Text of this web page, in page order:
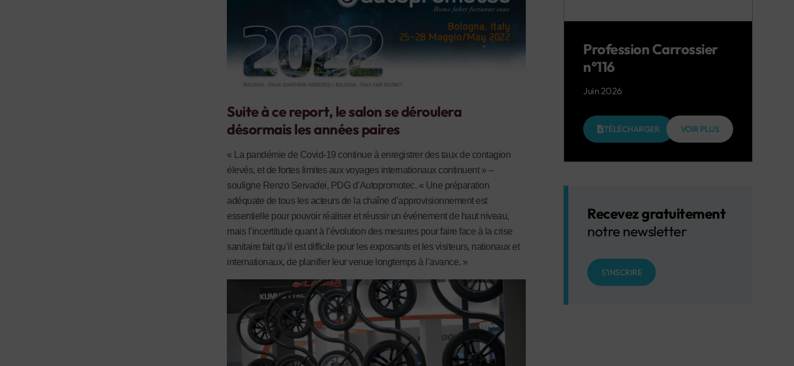
Suite à ce report, le salon se déroulera
désormais les années paires
« La pandémie de Covid-19 continue à enregistrer des taux de contagion
élevés, et de fortes limites aux voyages internationaux continuent » –
souligne Renzo Servadei, PDG d’Autopromotec. « Une préparation
adéquate de tous les acteurs de la chaîne d’approvisionnement est
essentielle pour pouvoir réaliser et réussir un événement de haut niveau,
mais l’incertitude quant à l’évolution des mesures pour faire face à la crise
sanitaire fait qu’il est difficile pour les exposants et les visiteurs, nationaux et
internationaux, de planifier leur venue longtemps à l’avance. »
Profession Carrossier
n°116
Juin 2026
TÉLÉCHARGER VOIR PLUS
Recevez gratuitement
notre newsletter
S'INSCRIRE